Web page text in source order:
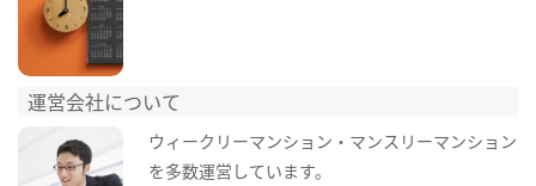
運営会社について
ウィークリーマンション・マンスリーマンション
を多数運営しています。